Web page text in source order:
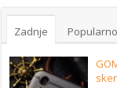
Zadnje Popularno